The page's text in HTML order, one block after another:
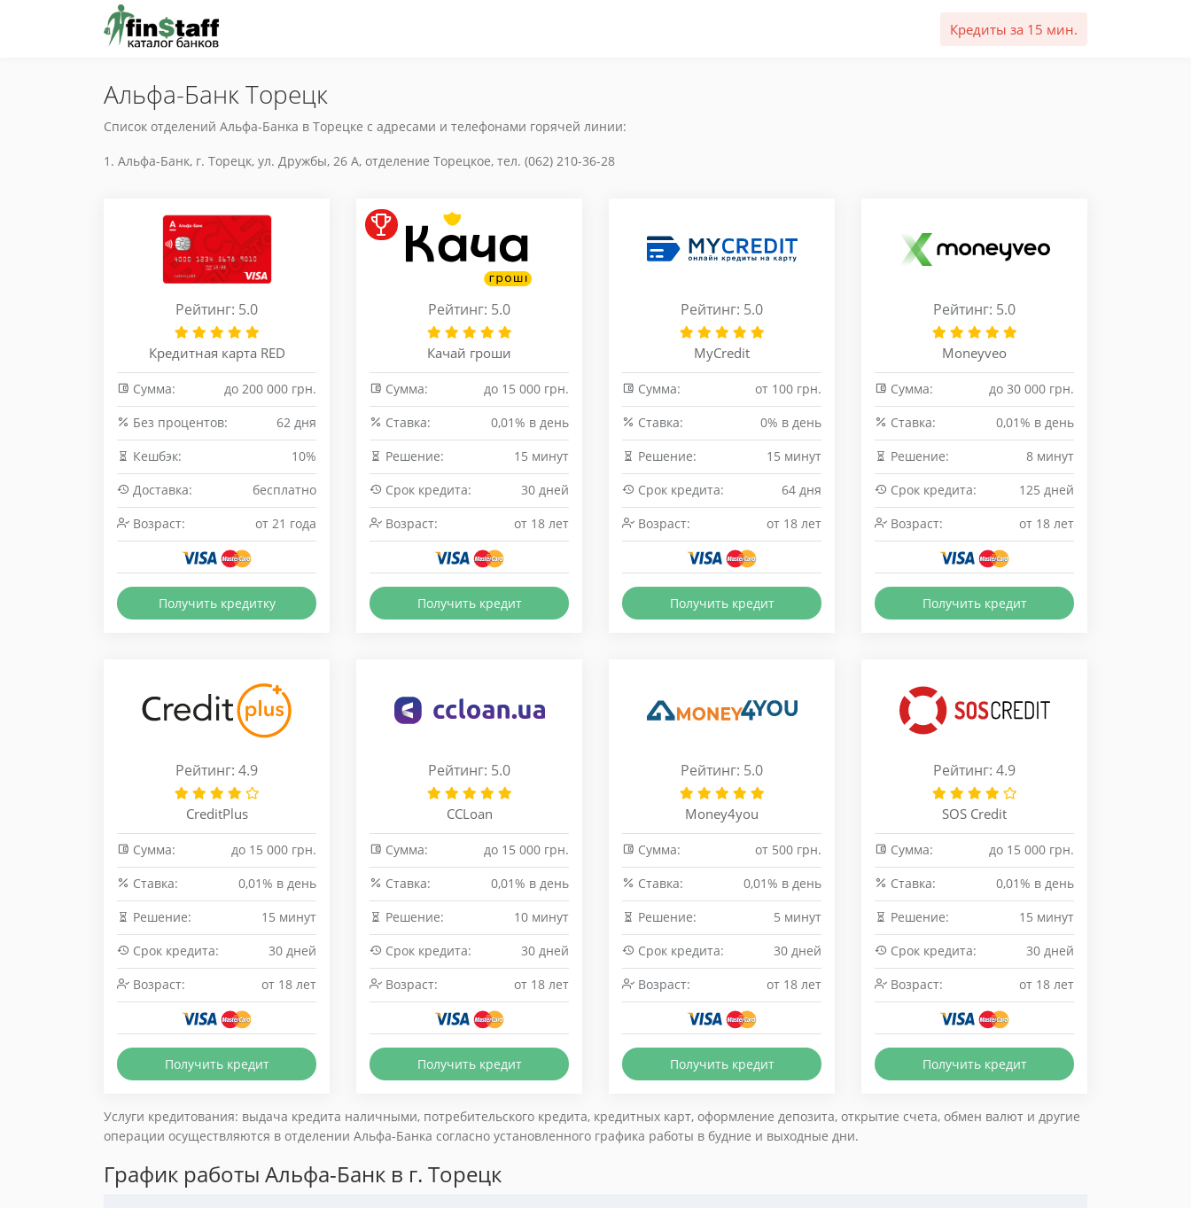
Кредиты за 15 мин.
Альфа-Банк Торецк
Список отделений Альфа-Банка в Торецке с адресами и телефонами горячей линии:
Альфа-Банк, г. Торецк, ул. Дружбы, 26 А, отделение Торецкое, тел. (062) 210-36-28
Рейтинг: 5.0
Кредитная карта RED
Сумма:
до 200 000 грн.
Без процентов:
62 дня
Кешбэк:
10%
Доставка:
бесплатно
Возраст:
от 21 года
Получить кредитку
Рейтинг: 5.0
Качай гроши
Сумма:
до 15 000 грн.
Cтавка:
0,01% в день
Решение:
15 минут
Срок кредита:
30 дней
Возраст:
от 18 лет
Получить кредит
Рейтинг: 5.0
MyCredit
Сумма:
от 100 грн.
Cтавка:
0% в день
Решение:
15 минут
Срок кредита:
64 дня
Возраст:
от 18 лет
Получить кредит
Рейтинг: 5.0
Moneyveo
Сумма:
до 30 000 грн.
Cтавка:
0,01% в день
Решение:
8 минут
Срок кредита:
125 дней
Возраст:
от 18 лет
Получить кредит
Рейтинг: 4.9
CreditPlus
Сумма:
до 15 000 грн.
Cтавка:
0,01% в день
Решение:
15 минут
Срок кредита:
30 дней
Возраст:
от 18 лет
Получить кредит
Рейтинг: 5.0
CCLoan
Сумма:
до 15 000 грн.
Cтавка:
0,01% в день
Решение:
10 минут
Срок кредита:
30 дней
Возраст:
от 18 лет
Получить кредит
Рейтинг: 5.0
Money4you
Сумма:
от 500 грн.
Cтавка:
0,01% в день
Решение:
5 минут
Срок кредита:
30 дней
Возраст:
от 18 лет
Получить кредит
Рейтинг: 4.9
SOS Credit
Сумма:
до 15 000 грн.
Cтавка:
0,01% в день
Решение:
15 минут
Срок кредита:
30 дней
Возраст:
от 18 лет
Получить кредит
Услуги кредитования: выдача кредита наличными, потребительского кредита, кредитных карт, оформление депозита, открытие счета, обмен валют и другие
операции осуществляются в отделении Альфа-Банка согласно установленного графика работы в будние и выходные дни.
График работы Альфа-Банк в г. Торецк